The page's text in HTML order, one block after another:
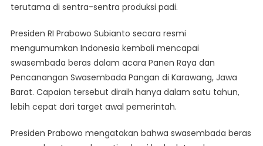
terutama di sentra-sentra produksi padi.
Presiden RI Prabowo Subianto secara resmi
mengumumkan Indonesia kembali mencapai
swasembada beras dalam acara Panen Raya dan
Pencanangan Swasembada Pangan di Karawang, Jawa
Barat. Capaian tersebut diraih hanya dalam satu tahun,
lebih cepat dari target awal pemerintah.
Presiden Prabowo mengatakan bahwa swasembada beras